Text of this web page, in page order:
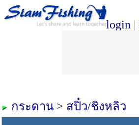
login |
กระดาน > สปิ๋ว/ชิงหลิว